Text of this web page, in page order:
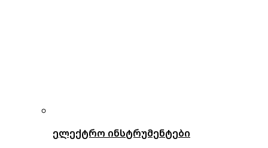
ელექტრო ინსტრუმენტები